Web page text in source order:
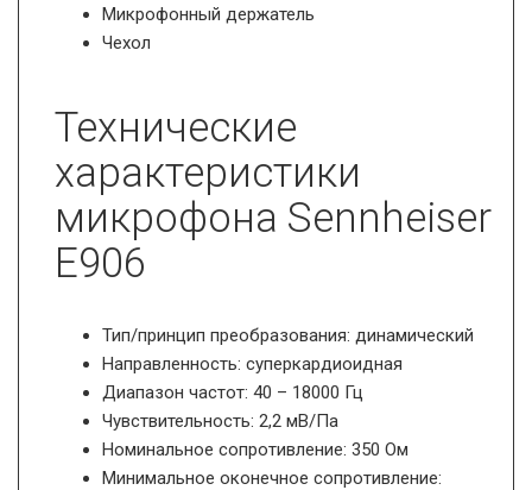
Микрофонный держатель
Чехол
Технические
характеристики
микрофона Sennheiser
E906
Тип/принцип преобразования: динамический
Направленность: суперкардиоидная
Диапазон частот: 40 – 18000 Гц
Чувствительность: 2,2 мВ/Па
Номинальное сопротивление: 350 Ом
Минимальное оконечное сопротивление: